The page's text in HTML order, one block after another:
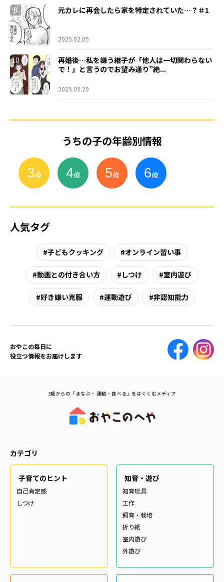
9 元カレに再会したら家を特定されていた…？＃1
2025.02.05
10
再婚後…私を嫌う継子が「他人は一切関わらない
で！」と言うのでお望み通り”絶...
2025.05.29
うちの子の年齢別情報
3歳 4歳 5歳 6歳
人気タグ
子どもクッキング オンライン習い事
動画との付き合い方 しつけ 室内遊び
好き嫌い克服 運動遊び 非認知能力
おやこの毎日に
役立つ情報をお届けします
3歳からの「まなぶ・ 運動・食べる」をはぐくむメディア
カテゴリ
子育てのヒント
自己肯定感
しつけ
知育・遊び
知育玩具
工作
飼育・栽培
折り紙
室内遊び
外遊び